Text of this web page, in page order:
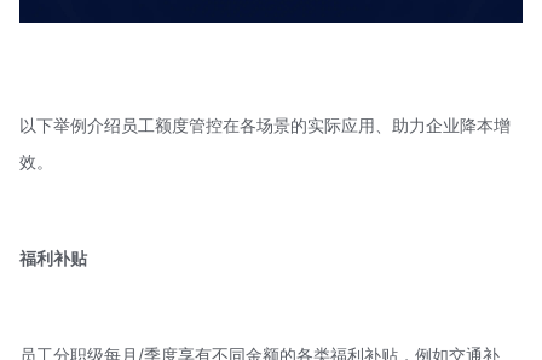
以下举例介绍员工额度管控在各场景的实际应用、助力企业降本增
效。
福利补贴
员工分职级每月/季度享有不同金额的各类福利补贴，例如交通补